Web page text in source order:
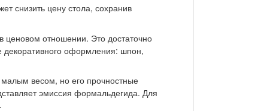
снизить цену стола, сохранив
отношении. Это достаточно
оформления: шпон,
весом, но его прочностные
эмиссия формальдегида. Для